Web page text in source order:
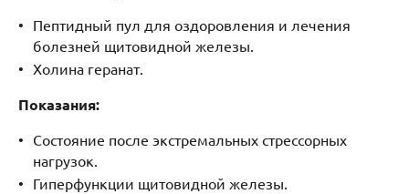
Пептидный пул для оздоровления и лечения
болезней щитовидной железы.
Холина геранат.
Показания:
Состояние после экстремальных стрессорных
нагрузок.
Гиперфункции щитовидной железы.